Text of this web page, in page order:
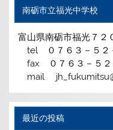
南砺市立福光中学校
富山県南砺市福光７２
tel ０７６３－５２
fax ０７６３－５２
mail
最近の投稿